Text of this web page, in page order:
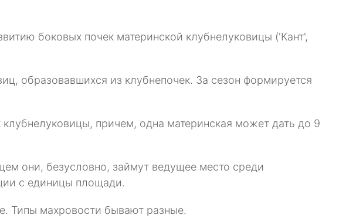
боковых почек материнской клубнелуковицы ('Кант',
образовавшихся из клубнепочек. За сезон формируется
причем, одна материнская может дать до 9
они, безусловно, займут ведущее место среди
с единицы площади.
Типы махровости бывают разные.